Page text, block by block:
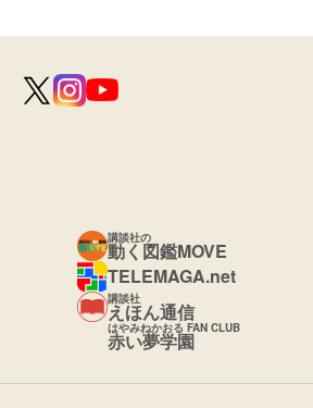
講談社の
動く図鑑MOVE
TELEMAGA.net
講談社
えほん通信
はやみねかおる FAN CLUB
赤い夢学園